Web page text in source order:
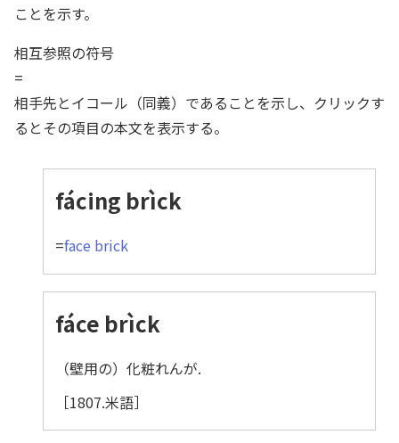
ことを示す。
相互参照の符号
=
相手先とイコール（同義）であることを示し、クリックす
るとその項目の本文を表示する。
fácing brìck
=face brick
fáce brìck
（壁用の）化粧れんが.
［1807.米語］